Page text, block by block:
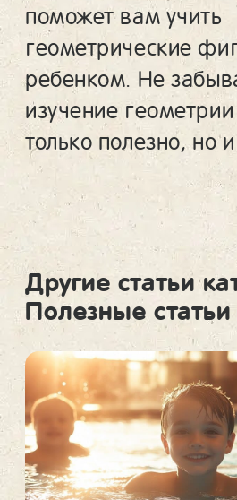
поможет вам учить
геометрические
ребенком. Не
изучение
только полезно, но
Другие статьи
Полезные статьи